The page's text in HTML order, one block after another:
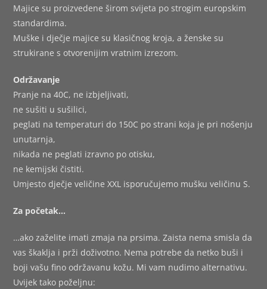
Majice su proizvedene širom svijeta po strogim europskim
standardima.
Muške i dječje majice su klasičnog kroja, a ženske su
strukirane s otvorenijim vratnim izrezom.
Održavanje
Pranje na 40C, ne izbjeljivati,
ne sušiti u sušilici,
peglati na temperaturi do 150C po strani koja je pri nošenju
unutarnja,
nikada ne peglati izravno po otisku,
ne kemijski čistiti.
Umjesto dječje veličine XXL isporučujemo mušku veličinu S.
Za početak…
…ako zaželite imati zmaja na prsima. Zaista nema smisla da
vas škaklja i prži doživotno. Nema potrebe da netko buši i
boji vašu fino održavanu kožu. Mi vam nudimo alternativu.
Uvijek tako poželjnu: